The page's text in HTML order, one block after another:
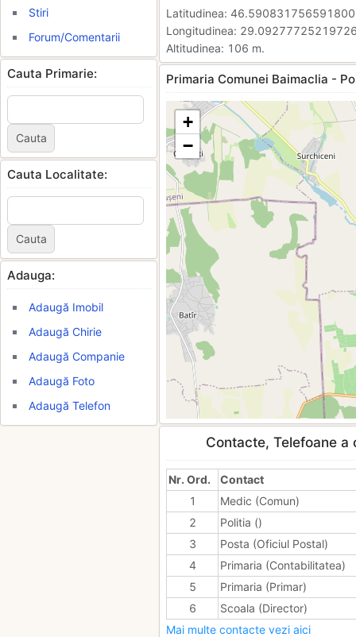
Stiri
Forum/Comentarii
Cauta Primarie:
Cauta Localitate:
Adauga:
Adaugă Imobil
Adaugă Chirie
Adaugă Companie
Adaugă Foto
Adaugă Telefon
Latitudinea:
Longitudinea:
Altitudinea: 106 m.
Primaria Comunei Baimaclia -
+
−
Contacte, Telefoane
Nr. Ord.
Contact
1
Medic (Comun)
2
Politia ()
3
Posta (Oficiul Postal)
4
Primaria (Contabilitatea)
5
Primaria (Primar)
6
Scoala (Director)
Mai multe contacte vezi aici